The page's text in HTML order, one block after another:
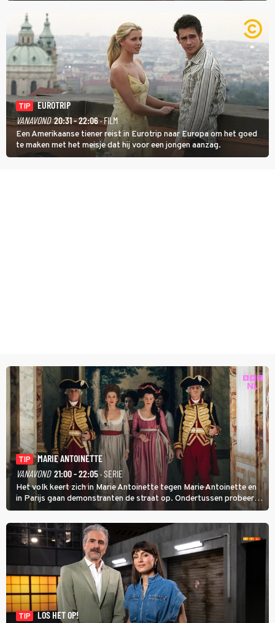
identiteit: grenzeloos, absurd en vol angsten'.
TIP
EUROTRIP
VANAVOND 20:31 - 22:06· FILM
Een Amerikaanse tiener reist in Eurotrip naar Europa om het goed
te maken met het meisje dat hij voor een jongen aanzag.
TIP
MARIE ANTOINETTE
VANAVOND 21:00 - 22:05· SERIE
Het volk keert zich in Marie Antoinette tegen Marie Antoinette en
in Parijs gaan demonstranten de straat op. Ondertussen probeert
Marie Antoinette landgoed Saint-Cloud te kopen. Ze wil daar haar
kinderen veilig laten opgroeien.
TIP
LOS HET OP!